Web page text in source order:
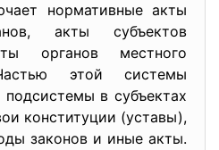
нормативные акты
акты субъектов
органов местного
этой системы
в субъектах
конституции (уставы),
законов и иные акты.